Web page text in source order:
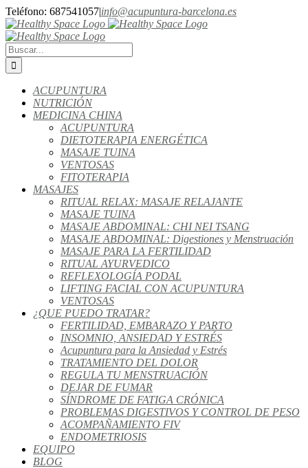
Teléfono: 687541057|info@acupuntura-barcelona.es
ACUPUNTURA
NUTRICIÓN
MEDICINA CHINA
ACUPUNTURA
DIETOTERAPIA ENERGÉTICA
MASAJE TUINA
VENTOSAS
FITOTERAPIA
MASAJES
RITUAL RELAX: MASAJE RELAJANTE
MASAJE TUINA
MASAJE ABDOMINAL: CHI NEI TSANG
MASAJE ABDOMINAL: Digestiones y Menstruación
MASAJE PARA LA FERTILIDAD
RITUAL AYURVEDICO
REFLEXOLOGÍA PODAL
LIFTING FACIAL CON ACUPUNTURA
VENTOSAS
¿QUE PUEDO TRATAR?
FERTILIDAD, EMBARAZO Y PARTO
INSOMNIO, ANSIEDAD Y ESTRÉS
Acupuntura para la Ansiedad y Estrés
TRATAMIENTO DEL DOLOR
REGULA TU MENSTRUACIÓN
DEJAR DE FUMAR
SÍNDROME DE FATIGA CRÓNICA
PROBLEMAS DIGESTIVOS Y CONTROL DE PESO
ACOMPAÑAMIENTO FIV
ENDOMETRIOSIS
EQUIPO
BLOG